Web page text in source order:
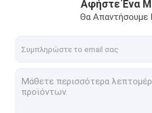
Αφήστε Ένα
Θα Απαντήσουμε